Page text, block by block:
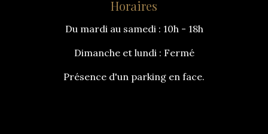
Horaires
Du mardi au samedi : 10h - 18h
Dimanche et lundi : Fermé
Présence d'un parking en face.